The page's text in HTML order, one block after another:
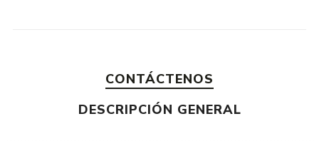
CONTÁCTENOS
DESCRIPCIÓN GENERAL